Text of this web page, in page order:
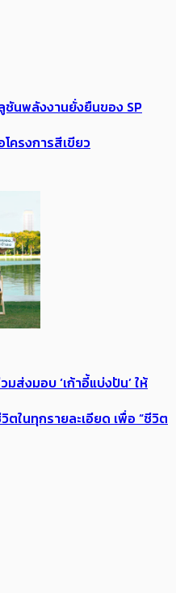
ชันพลังงานยั่งยืนของ SP
ครงการสีเขียว
ส่งมอบ ‘เก้าอี้แบ่งปัน’ ให้
ในทุกรายละเอียด เพื่อ “ชีวิต